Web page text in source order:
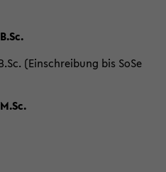
(Einschreibung bis SoSe